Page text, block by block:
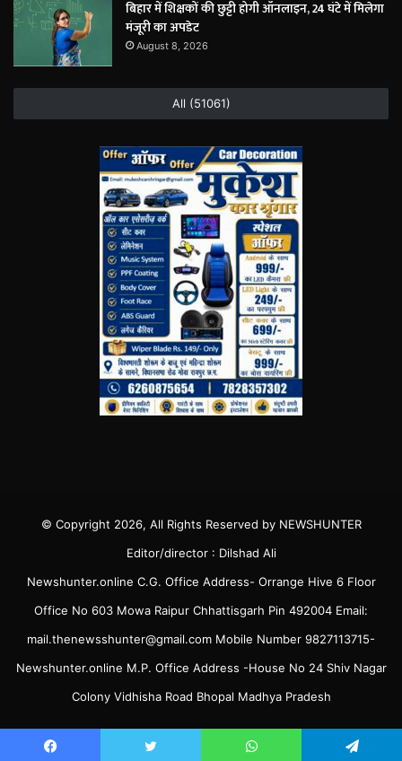
बिहार में शिक्षकों की छुट्टी होगी ऑनलाइन, 24 घंटे में मिलेगा
मंजूरी का अपडेट
August 8, 2026
All (51061)
© Copyright 2026, All Rights Reserved by NEWSHUNTER
Editor/director : Dilshad Ali
Newshunter.online C.G. Office Address- Orrange Hive 6 Floor
Office No 603 Mowa Raipur Chhattisgarh Pin 492004 Email:
mail.thenewsshunter@gmail.com Mobile Number 9827113715-
Newshunter.online M.P. Office Address -House No 24 Shiv Nagar
Colony Vidhisha Road Bhopal Madhya Pradesh